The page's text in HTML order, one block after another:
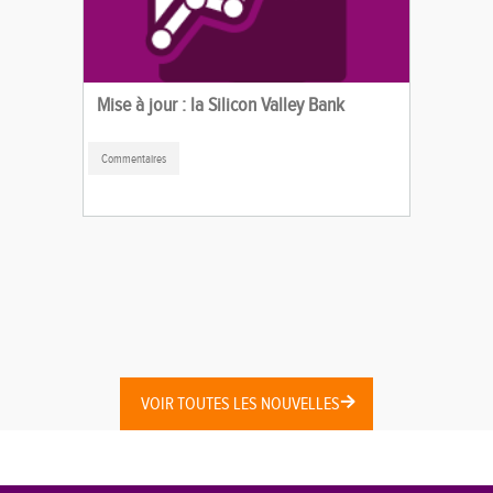
Mise à jour : la Silicon Valley Bank
Commentaires
VOIR TOUTES LES NOUVELLES